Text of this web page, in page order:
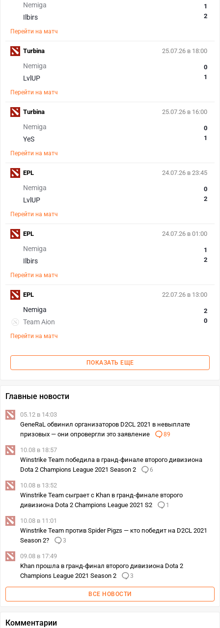
Nemiga
Ilbirs
1
2
Перейти на матч
25.07.26 в 18:00
Nemiga
LvlUP
0
1
Перейти на матч
Turbina
25.07.26 в 16:00
Nemiga
YeS
0
1
Перейти на матч
Turbina
24.07.26 в 23:45
Nemiga
LvlUP
0
2
Перейти на матч
EPL
24.07.26 в 01:00
Nemiga
Ilbirs
1
2
Перейти на матч
EPL
22.07.26 в 13:00
Nemiga
Team Aion
2
0
Перейти на матч
EPL
ПОКАЗАТЬ ЕЩЕ
Главные новости
05.12 в 14:03
GeneRaL обвинил организаторов D2CL 2021 в невыплате
призовых — они опровергли это заявление
89
10.08 в 18:57
Winstrike Team победила в гранд-финале второго дивизиона
Dota 2 Champions League 2021 Season 2
6
10.08 в 13:52
Winstrike Team сыграет с Khan в гранд-финале второго
дивизиона Dota 2 Champions League 2021 S2
1
10.08 в 11:01
Winstrike Team против Spider Pigzs — кто победит на D2CL 2021
Season 2?
3
09.08 в 17:49
Khan прошла в гранд-финал второго дивизиона Dota 2
Champions League 2021 Season 2
3
ВСЕ НОВОСТИ
Комментарии